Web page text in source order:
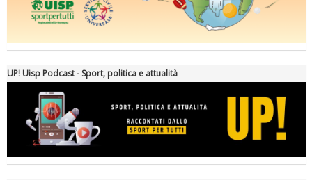
Ddl Lobby, Uisp: “Il Parlamento valorizzi le nostre specificità"
UP! Uisp Podcast - Sport, politica e attualità